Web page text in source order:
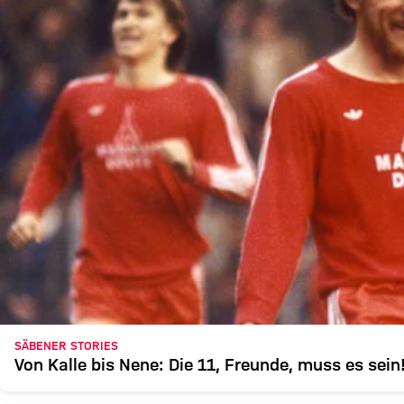
SÄBENER STORIES
Von Kalle bis Nene: Die 11, Freunde, muss es